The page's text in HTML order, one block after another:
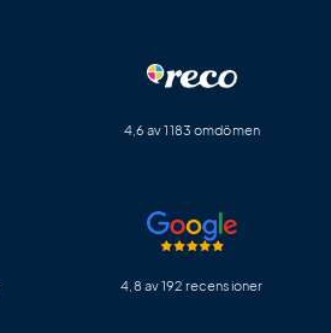
4,6 av 1183 omdömen
4,8 av 192 recensioner